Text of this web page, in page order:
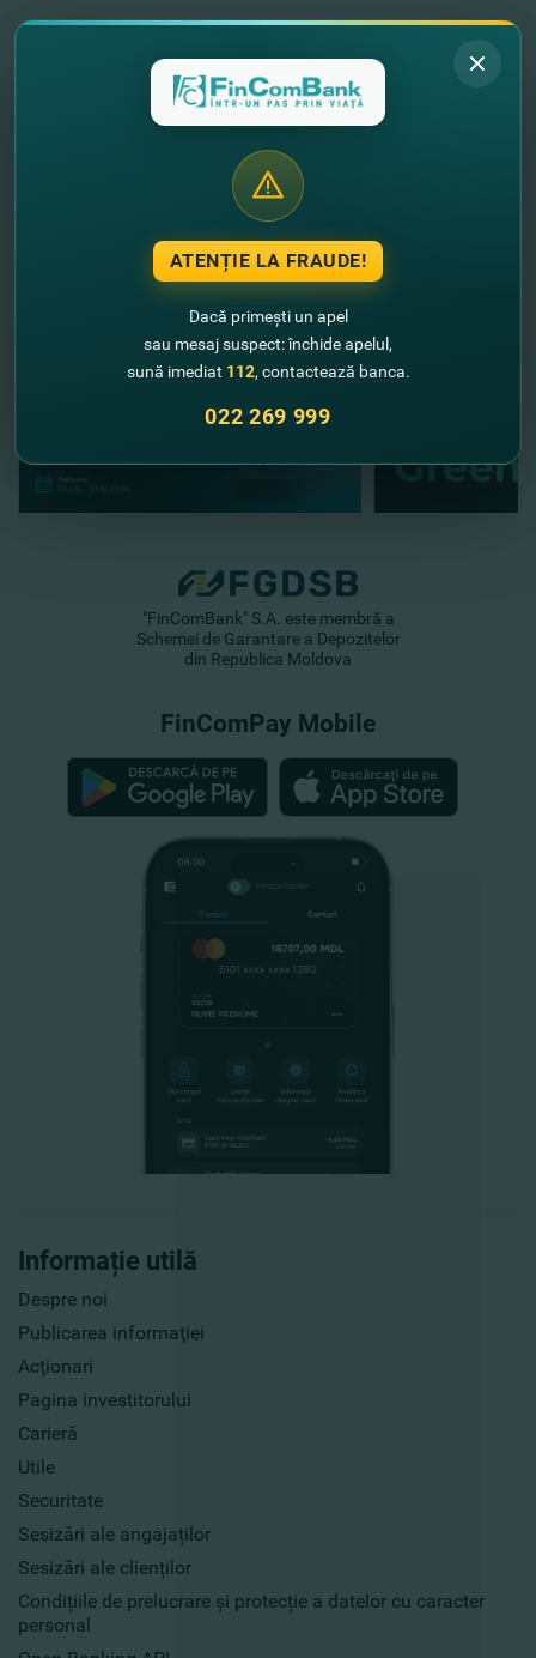
pentru a perfecta poliţa deAsigurare TRAVEL
FinComBank – cu grijă faţă de tine şi a celor dragi!
Informație utilă
Despre noi
Publicarea informaţiei
Acţionari
Pagina investitorului
Carieră
Utile
Securitate
Sesizări ale angajaților
Sesizări ale clienților
Condițiile de prelucrare și protecție a datelor cu caracter
personal
"FinComBank" S.A. este membră a
Schemei de Garantare a Depozitelor
din Republica Moldova
FinComPay Mobile
ATENȚIE LA FRAUDE!
Dacă primești un apel
sau mesaj suspect: închide apelul,
sună imediat 112, contactează banca.
022 269 999